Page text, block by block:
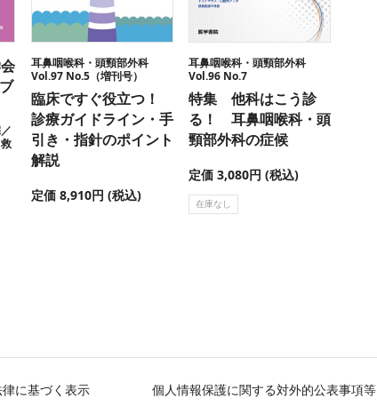
耳鼻咽喉科・頭頸部外科
Vol.97 No.5（増刊号）
臨床ですぐ役立つ！
診療ガイドライン・手
引き・指針のポイント
解説
定価 8,910円 (税込)
耳鼻咽喉科・頭頸部外科
Vol.96 No.7
特集 他科はこう診
る！ 耳鼻咽喉科・頭
頸部外科の症候
定価 3,080円 (税込)
在庫なし
に基づく表示 個人情報保護に関する対外的公表事項等